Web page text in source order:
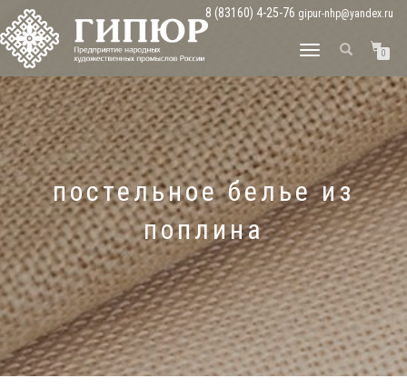
8 (83160) 4-25-76 gipur-nhp@yandex.ru
ПЕРЕКЛЮЧИТЬ
0
постельное белье из
поплина